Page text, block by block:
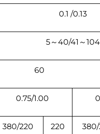
0.1 /0.13
5～40/41～104
60
0.75/1.00
380/220 220